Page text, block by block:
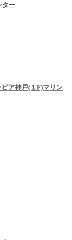
ター
ア神戸(１F)マリン